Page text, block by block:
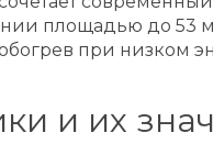
площадью до 53
при низком
и их